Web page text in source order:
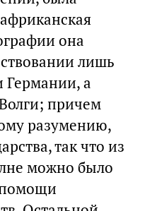
она
лишь
Германии, а
причем
разумению,
так что из
можно было
помощи